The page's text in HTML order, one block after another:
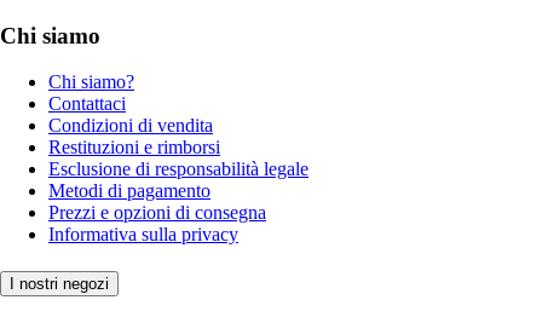
Chi siamo
Chi siamo?
Contattaci
Condizioni di vendita
Restituzioni e rimborsi
Esclusione di responsabilità legale
Metodi di pagamento
Prezzi e opzioni di consegna
Informativa sulla privacy
I nostri negozi